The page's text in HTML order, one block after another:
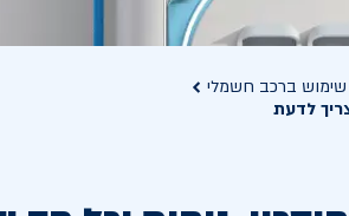
שימוש ברכב חשמלי
לדעת